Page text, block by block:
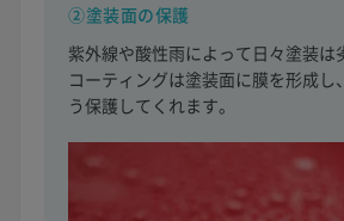
②塗装面の保護
紫外線や酸性雨によって日々塗装は
コーティングは塗装面に膜を形成し
う保護してくれます。